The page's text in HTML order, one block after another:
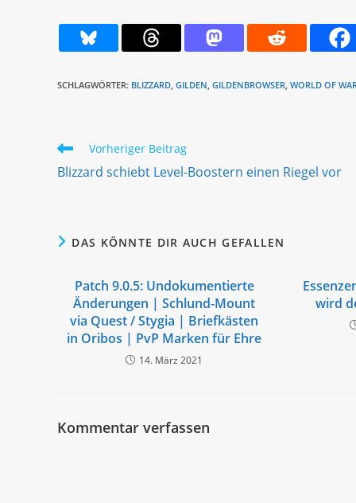
SCHLAGWÖRTER: BLIZZARD, GILDEN, GILDENBROWSER, WORLD OF
Weitere
Artikel
ansehen
Vorheriger Beitrag
Blizzard schiebt Level-Boostern einen Riegel vor
DAS KÖNNTE DIR AUCH GEFALLEN
Patch 9.0.5: Undokumentierte
Änderungen | Schlund-Mount
via Quest / Stygia | Briefkästen
in Oribos | PvP Marken für Ehre
14. März 2021
wird
Kommentar verfassen